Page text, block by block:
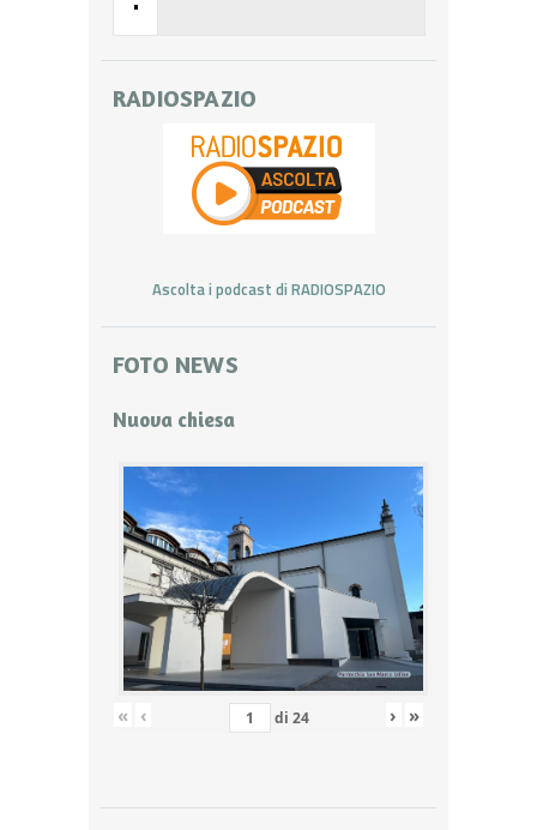
RADIOSPAZIO
Ascolta i podcast di RADIOSPAZIO
FOTO NEWS
Nuova chiesa
« ‹ di 24 › »